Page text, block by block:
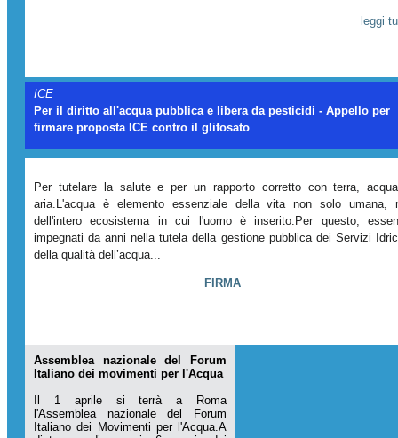
leggi
ICE
Per il diritto all'acqua pubblica e libera da pesticidi - Appello per
firmare proposta ICE contro il glifosato
Per tutelare la salute e per un rapporto corretto con terra,
aria.L'acqua è elemento essenziale della vita non solo umana,
dell'intero ecosistema in cui l'uomo è inserito.Per questo,
impegnati da anni nella tutela della gestione pubblica dei Servizi
della qualità dell’acqua...
FIRMA
Assemblea nazionale del Forum
Italiano dei movimenti per l'Acqua
Il 1 aprile si terrà a Roma
l'Assemblea nazionale del Forum
Italiano dei Movimenti per l'Acqua.A